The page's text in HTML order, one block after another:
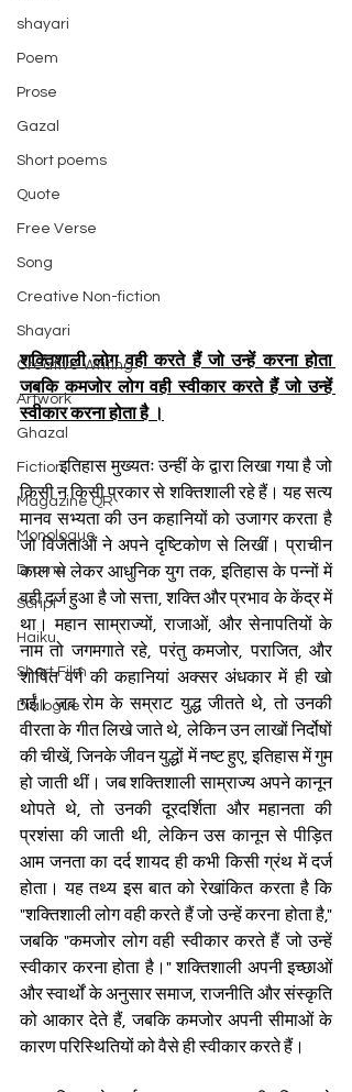
shayari
Poem
Prose
Gazal
Short poems
Quote
Free Verse
Song
Creative Non-fiction
Shayari
Creative Writing
Artwork
Ghazal
Fiction
Magazine QR
Monologue
Drama
Script
Haiku
Short Film
Dialogue
शक्तिशाली लोग वही करते हैं जो उन्हें करना होता
जबकि कमजोर लोग वही स्वीकार करते हैं जो उन्हें
स्वीकार करना होता है ।
इतिहास मुख्यतः उन्हीं के द्वारा लिखा गया है जो
किसी न किसी प्रकार से शक्तिशाली रहे हैं। यह सत्य
मानव सभ्यता की उन कहानियों को उजागर करता है
जो विजेताओं ने अपने दृष्टिकोण से लिखीं। प्राचीन
काल से लेकर आधुनिक युग तक, इतिहास के पन्नों में
वही दर्ज हुआ है जो सत्ता, शक्ति और प्रभाव के केंद्र में
था। महान साम्राज्यों, राजाओं, और सेनापतियों के
नाम तो जगमगाते रहे, परंतु कमजोर, पराजित, और
शोषित वर्ग की कहानियां अक्सर अंधकार में ही खो
गईं। जब रोम के सम्राट युद्ध जीतते थे, तो उनकी
वीरता के गीत लिखे जाते थे, लेकिन उन लाखों निर्दोषों
की चीखें, जिनके जीवन युद्धों में नष्ट हुए, इतिहास में गुम
हो जाती थीं। जब शक्तिशाली साम्राज्य अपने कानून
थोपते थे, तो उनकी दूरदर्शिता और महानता की
प्रशंसा की जाती थी, लेकिन उस कानून से पीड़ित
आम जनता का दर्द शायद ही कभी किसी ग्रंथ में दर्ज
होता। यह तथ्य इस बात को रेखांकित करता है कि
"शक्तिशाली लोग वही करते हैं जो उन्हें करना होता है,"
जबकि "कमजोर लोग वही स्वीकार करते हैं जो उन्हें
स्वीकार करना होता है।" शक्तिशाली अपनी इच्छाओं
और स्वार्थों के अनुसार समाज, राजनीति और संस्कृति
को आकार देते हैं, जबकि कमजोर अपनी सीमाओं के
कारण परिस्थितियों को वैसे ही स्वीकार करते हैं।